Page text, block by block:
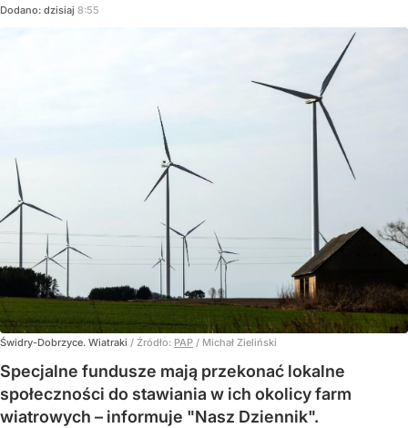
Dodano: dzisiaj 8:55
Świdry-Dobrzyce. Wiatraki / Źródło: PAP / Michał Zieliński
Specjalne fundusze mają przekonać lokalne
społeczności do stawiania w ich okolicy farm
wiatrowych – informuje "Nasz Dziennik".